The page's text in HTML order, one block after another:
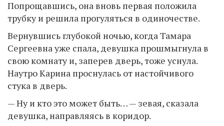
Попрощавшись, она вновь первая положила
трубку и решила прогуляться в одиночестве.
Вернувшись глубокой ночью, когда Тамара
Сергеевна уже спала, девушка прошмыгнула в
свою комнату и, заперев дверь, тоже уснула.
Наутро Карина проснулась от настойчивого
стука в дверь.
— Ну и кто это может быть… — зевая, сказала
девушка, направляясь в коридор.